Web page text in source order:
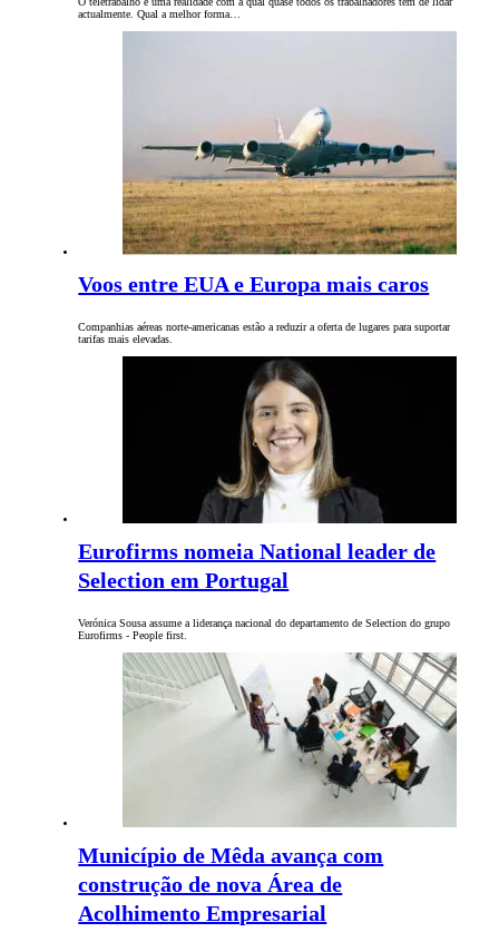
actualmente. Qual a melhor forma…
Voos entre EUA e Europa mais caros
Companhias aéreas norte-americanas estão a reduzir a oferta de lugares para suportar
tarifas mais elevadas.
Eurofirms nomeia National leader de
Selection em Portugal
Verónica Sousa assume a liderança nacional do departamento de Selection do grupo
Eurofirms - People first.
Município de Mêda avança com
construção de nova Área de
Acolhimento Empresarial